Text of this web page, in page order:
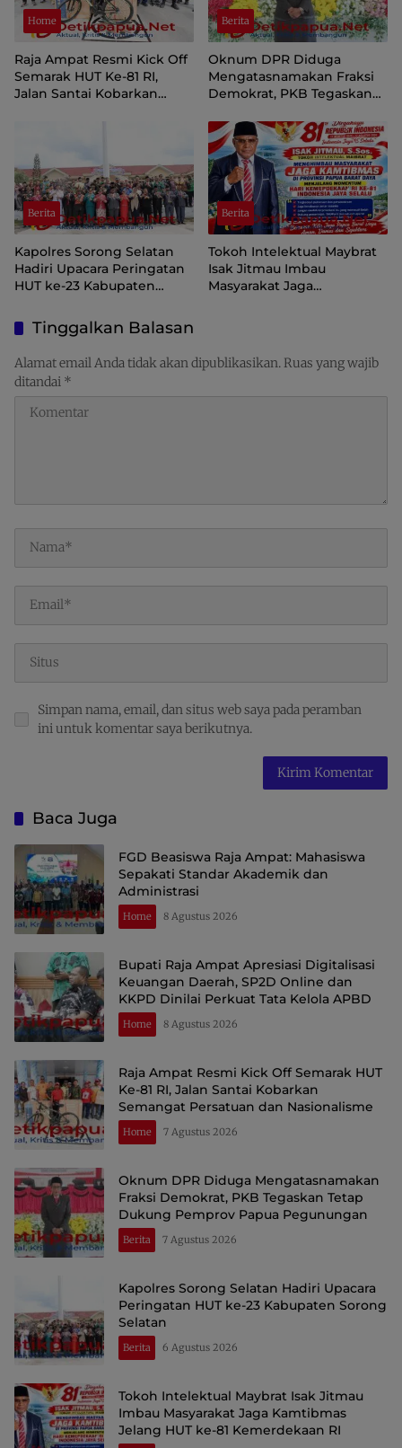
Home
Raja Ampat Resmi Kick Off
Semarak HUT Ke-81 RI,
Jalan Santai Kobarkan
Berita
Oknum DPR Diduga
Mengatasnamakan Fraksi
Demokrat, PKB Tegaskan
Papua Pegunungan
Berita
Kapolres Sorong Selatan
Hadiri Upacara Peringatan
HUT ke-23 Kabupaten
Berita
Tokoh Intelektual Maybrat
Isak Jitmau Imbau
Masyarakat Jaga
Tinggalkan Balasan
Alamat email Anda tidak akan dipublikasikan.Ruas yang wajib
ditandai *
Simpan nama, email, dan situs web saya pada peramban
ini untuk komentar saya berikutnya.
Baca Juga
FGD Beasiswa Raja Ampat: Mahasiswa
Sepakati Standar Akademik dan
Administrasi
Home 8 Agustus 2026
Bupati Raja Ampat Apresiasi Digitalisasi
Keuangan Daerah, SP2D Online dan
KKPD Dinilai Perkuat Tata Kelola APBD
Home 8 Agustus 2026
Raja Ampat Resmi Kick Off Semarak HUT
Ke-81 RI, Jalan Santai Kobarkan
Semangat Persatuan dan Nasionalisme
Home 7 Agustus 2026
Oknum DPR Diduga Mengatasnamakan
Fraksi Demokrat, PKB Tegaskan Tetap
Dukung Pemprov Papua Pegunungan
Berita 7 Agustus 2026
Kapolres Sorong Selatan Hadiri Upacara
Peringatan HUT ke-23 Kabupaten Sorong
Selatan
Berita 6 Agustus 2026
Tokoh Intelektual Maybrat Isak Jitmau
Imbau Masyarakat Jaga Kamtibmas
Jelang HUT ke-81 Kemerdekaan RI